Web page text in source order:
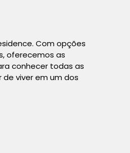
Com opções
oferecemos as
conhecer todas as
viver em um dos